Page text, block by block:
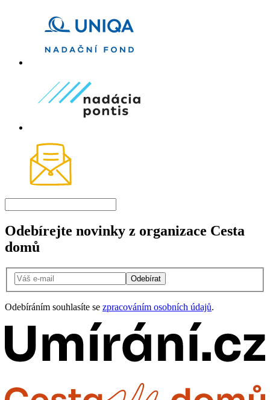
Odebírejte novinky z organizace Cesta
domů
Odebírat
Odebíráním souhlasíte se zpracováním osobních údajů.